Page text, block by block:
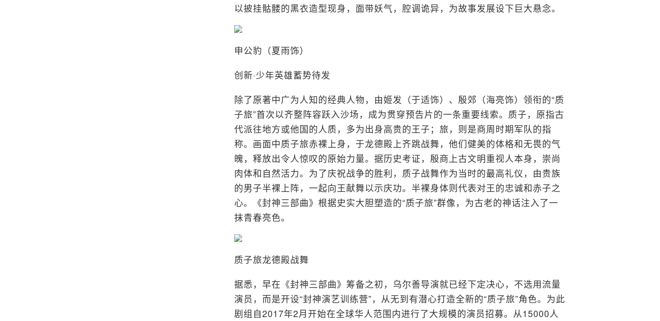
以披挂骷髅的黑衣造型现身，面带妖气，腔调诡异，为故事发展设下巨大悬念。
申公豹（夏雨饰）
创新·少年英雄蓄势待发
除了原著中广为人知的经典人物，由姬发（于适饰）、殷郊（海亮饰）领衔的“质
子旅”首次以齐整阵容跃入沙场，成为贯穿预告片的一条重要线索。质子，原指古
代派往地方或他国的人质，多为出身高贵的王子；旅，则是商周时期军队的指
称。画面中质子旅赤裸上身，于龙德殿上齐跳战舞，他们健美的体格和无畏的气
魄，释放出令人惊叹的原始力量。据历史考证，殷商上古文明重视人本身，崇尚
肉体和自然活力。为了庆祝战争的胜利，质子战舞作为当时的最高礼仪，由贵族
的男子半裸上阵，一起向王献舞以示庆功。半裸身体则代表对王的忠诚和赤子之
心。《封神三部曲》根据史实大胆塑造的“质子旅”群像，为古老的神话注入了一
抹青春亮色。
质子旅龙德殿战舞
据悉，早在《封神三部曲》筹备之初，乌尔善导演就已经下定决心，不选用流量
演员，而是开设“封神演艺训练营”，从无到有潜心打造全新的“质子旅”角色。为此
剧组自2017年2月开始在全球华人范围内进行了大规模的演员招募。从15000人